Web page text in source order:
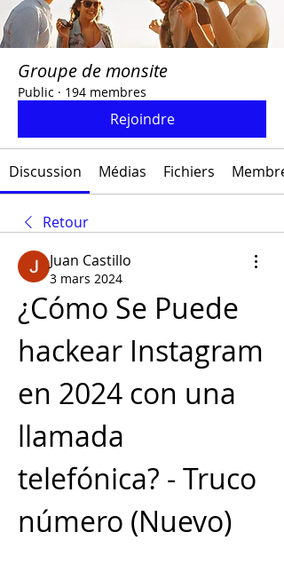
Groupe de monsite
Public · 194 membres
Rejoindre
Discussion Médias Fichiers
Retour
Juan Castillo
3 mars 2024
¿Cómo Se Puede
hackear Instagram
en 2024 con una
llamada
telefónica? - Truco
número (Nuevo)